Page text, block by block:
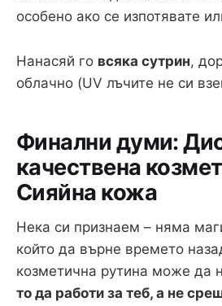
особено ако се изпотявате
Нанасяй го всяка сутрин,
облачно (UV лъчите не си
Финални думи:
качествена
Сияйна кожа
Нека си признаем – няма
който да върне времето
козметична рутина може да
то да работи за теб, а не